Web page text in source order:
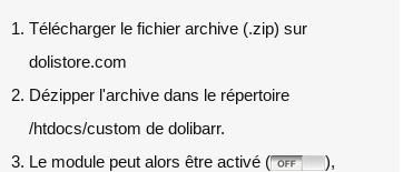
Télécharger le fichier archive (.zip) sur
dolistore.com
Dézipper l'archive dans le répertoire
/htdocs/custom de dolibarr.
Le module peut alors être activé (
),